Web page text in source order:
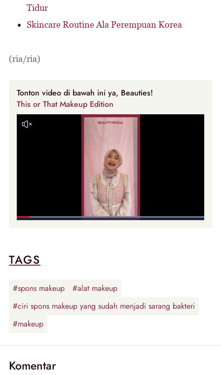
Tidur
Skincare Routine Ala Perempuan Korea
(ria/ria)
Tonton video di bawah ini ya, Beauties!
This or That Makeup Edition
TAGS
#spons makeup
#alat makeup
#ciri spons makeup yang sudah menjadi sarang bakteri
#makeup
Komentar